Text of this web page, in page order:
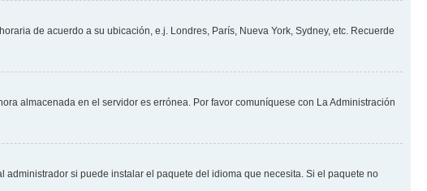
de acuerdo a su ubicación, e.j. Londres, París, Nueva York, Sydney, etc. Recuerde
almacenada en el servidor es errónea. Por favor comuníquese con La Administración
si puede instalar el paquete del idioma que necesita. Si el paquete no